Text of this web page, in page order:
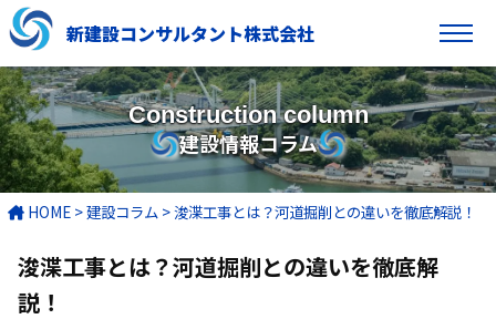
新建設コンサルタント株式会社
Construction column
建設情報コラム
HOME >建設コラム >浚渫工事とは？河道掘削との違いを徹底解説！
浚渫工事とは？河道掘削との違いを徹底解
説！